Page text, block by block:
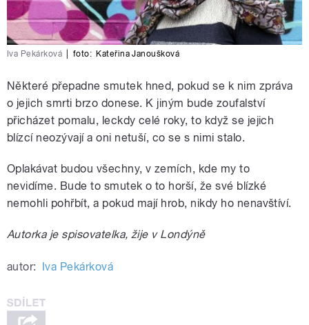
Iva Pekárková foto: Kateřina Janoušková
Některé přepadne smutek hned, pokud se k nim zpráva
o jejich smrti brzo donese. K jiným bude zoufalství
přicházet pomalu, leckdy celé roky, to když se jejich
blízcí neozývají a oni netuší, co se s nimi stalo.
Oplakávat budou všechny, v zemích, kde my to
nevidíme. Bude to smutek o to horší, že své blízké
nemohli pohřbít, a pokud mají hrob, nikdy ho nenavštíví.
Autorka je spisovatelka, žije v Londýně
autor: Iva Pekárková